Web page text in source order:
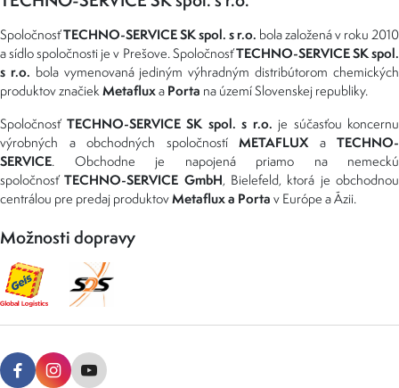
SpoločnosťTECHNO-SERVICE SK spol. s r.o. bola založená v roku 2010
a sídlo spoločnosti je v Prešove. SpoločnosťTECHNO-SERVICE SK spol.
s r.o. bola vymenovaná jediným výhradným distribútorom chemických
produktov značiekMetafluxa Porta na území Slovenskej republiky.
Spoločnosť TECHNO-SERVICE SK spol. s r.o. je súčasťou koncernu
výrobných a obchodných spoločností METAFLUXa TECHNO-
SERVICE. Obchodne je napojená priamo na nemeckú
spoločnosťTECHNO-SERVICE GmbH, Bielefeld, ktorá je obchodnou
centrálou pre predaj produktovMetaflux a Porta v Európe a Ázii.
Možnosti dopravy